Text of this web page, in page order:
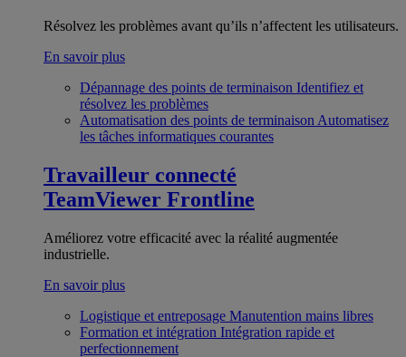
Résolvez les problèmes avant qu’ils n’affectent les utilisateurs.
En savoir plus
Dépannage des points de terminaison Identifiez et
résolvez les problèmes
Automatisation des points de terminaison Automatisez
les tâches informatiques courantes
Travailleur connecté
TeamViewer Frontline
Améliorez votre efficacité avec la réalité augmentée
industrielle.
En savoir plus
Logistique et entreposage Manutention mains libres
Formation et intégration Intégration rapide et
perfectionnement